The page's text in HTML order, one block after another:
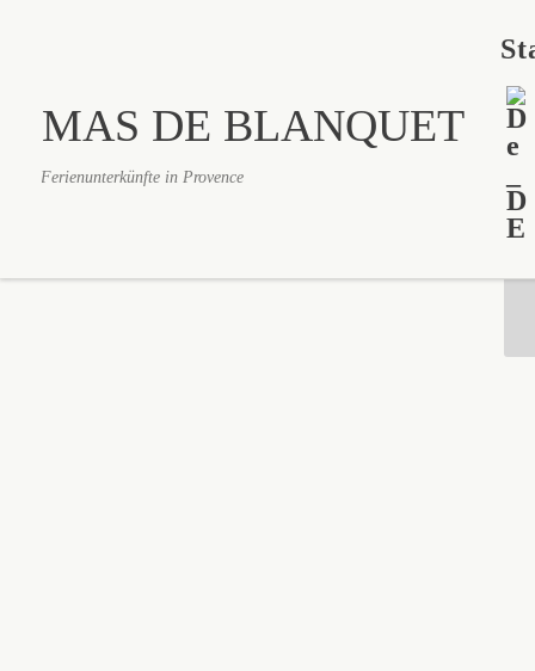
MAS DE BLANQUET
Ferienunterkünfte in Provence